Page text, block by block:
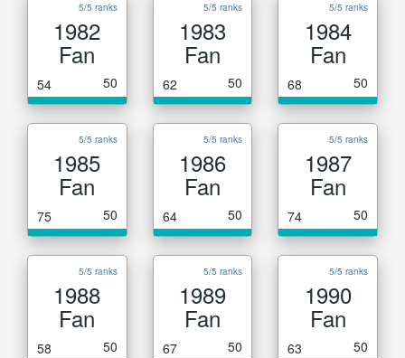
5/5 ranks
1982
Fan
54 50
5/5 ranks
1983
Fan
62 50
5/5 ranks
1984
Fan
68 50
5/5 ranks
1985
Fan
75 50
5/5 ranks
1986
Fan
64 50
5/5 ranks
1987
Fan
74 50
5/5 ranks
1988
Fan
58 50
5/5 ranks
1989
Fan
67 50
5/5 ranks
1990
Fan
63 50